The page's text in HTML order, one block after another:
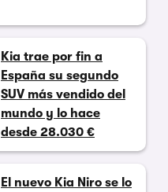
Kia trae por fin a
España su segundo
SUV más vendido del
mundo y lo hace
desde 28.030 €
El nuevo Kia Niro se lo